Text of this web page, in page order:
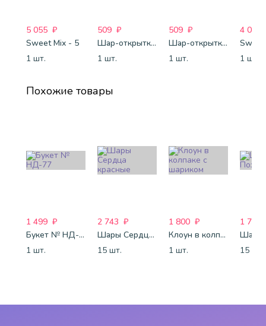
5 055 ₽
Sweet Mix - 5
1 шт.
509 ₽
Шар-открытка "Звезда" (45 см) - 1
1 шт.
509 ₽
Шар-открытка "Сердце" (45 см) - 2
1 шт.
4 088
1 шт.
Похожие товары
1 499 ₽
Букет № НД-77
1 шт.
2 743 ₽
Шары Сердца красные
15 шт.
1 800 ₽
Клоун в колпаке с шариком
1 шт.
1 772
15 шт.